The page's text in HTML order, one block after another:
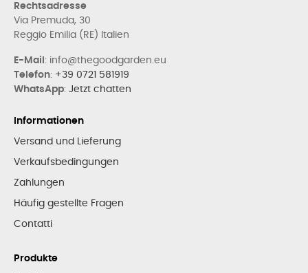
Rechtsadresse
Via Premuda, 30
Reggio Emilia (RE) Italien
E-Mail : info@thegoodgarden.eu
Telefon: +39 0721 581919
WhatsApp: Jetzt chatten
Informationen
Versand und Lieferung
Verkaufsbedingungen
Zahlungen
Häufig gestellte Fragen
Contatti
Produkte